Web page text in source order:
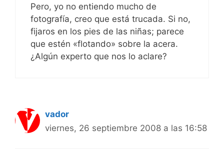
Pero, yo no entiendo mucho de
fotografía, creo que está trucada. Si no,
fijaros en los pies de las niñas; parece
que estén «flotando» sobre la acera.
¿Algún experto que nos lo aclare?
vador
viernes, 26 septiembre 2008 a las 16:58